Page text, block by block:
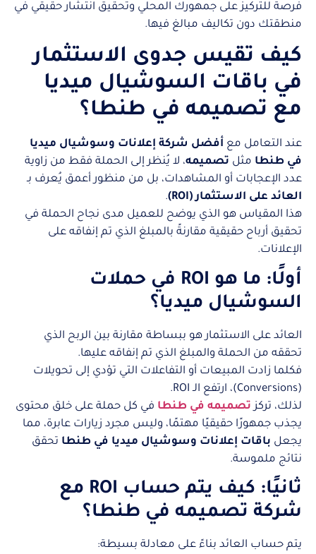
فرصة للتركيز على جمهورك المحلي وتحقيق انتشار حقيقي في
منطقتك دون تكاليف مبالغ فيها.
كيف تقيس جدوى الاستثمار
في باقات السوشيال ميديا
مع تصميمه في طنطا؟
عند التعامل مع أفضل شركة إعلانات وسوشيال ميديا
في طنطا مثل تصميمه، لا يُنظر إلى الحملة فقط من زاوية
عدد الإعجابات أو المشاهدات، بل من منظور أعمق يُعرف بـ
العائد على الاستثمار (ROI)
.
هذا المقياس هو الذي يوضح للعميل مدى نجاح الحملة في
تحقيق أرباح حقيقية مقارنةً بالمبلغ الذي تم إنفاقه على
الإعلانات.
أولًا: ما هو ROI في حملات
السوشيال ميديا؟
العائد على الاستثمار هو ببساطة مقارنة بين الربح الذي
تحققه من الحملة والمبلغ الذي تم إنفاقه عليها.
فكلما زادت المبيعات أو التفاعلات التي تؤدي إلى تحويلات
(Conversions)، ارتفع الـ ROI.
لذلك، تركز تصميمه في طنطا في كل حملة على خلق محتوى
يجذب جمهورًا حقيقيًا مهتمًا، وليس مجرد زيارات عابرة، مما
يجعل باقات إعلانات وسوشيال ميديا في طنطا تحقق
نتائج ملموسة.
ثانيًا: كيف يتم حساب ROI مع
شركة تصميمه في طنطا؟
يتم حساب العائد بناءً على معادلة بسيطة: